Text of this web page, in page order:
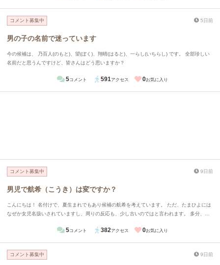
コメント募集中 5日前
男の子の名前で迷っています
今の候補は、 乃百人(のもと)、望(ぼく)、翔晴(はると)、一らし(いちらし) です。 全部珍しい
名前だと思うんですけど、皆さんはどう思いますか？
5コメント 591 アクセス 0お気に入り
コメント募集中 9日前
男児で航希（こうき）は変ですか？
こんにちは！ 名付けで、夏生まれでもあり候補の航希を考えています。 ただ、たまひよには
なぜか女児名扱いされていますし、周りの反応も、少し古いのではと言われます。 多分、希
5コメント 382 アクセス 0お気に入り
コメント募集中 9日前